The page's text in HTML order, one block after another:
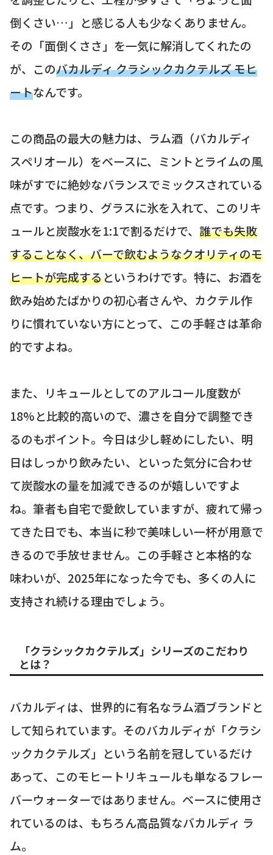
倒くさい…」と感じる人も少なくありません。
その「面倒くささ」を一気に解消してくれたの
が、このバカルディ クラシックカクテルズ モヒ
ートなんです。
この商品の最大の魅力は、ラム酒（バカルディ
スペリオール）をベースに、ミントとライムの風
味がすでに絶妙なバランスでミックスされている
点です。つまり、グラスに氷を入れて、このリキ
ュールと炭酸水を1:1で割るだけで、 誰でも失敗
することなく、バーで飲むようなクオリティのモ
ヒートが完成するというわけです。特に、お酒を
飲み始めたばかりの初心者さんや、カクテル作
りに慣れていない方にとって、この手軽さは革命
的ですよね。
また、リキュールとしてのアルコール度数が
18%と比較的高いので、濃さを自分で調整でき
るのもポイント。今日は少し軽めにしたい、明
日はしっかり飲みたい、といった気分に合わせ
て炭酸水の量を加減できるのが嬉しいですよ
ね。筆者も自宅で愛飲していますが、疲れて帰っ
てきた日でも、本当に秒で美味しい一杯が用意で
きるので手放せません。この手軽さと本格的な
味わいが、2025年になった今でも、多くの人に
支持され続ける理由でしょう。
「クラシックカクテルズ」シリーズのこだわり
とは？
バカルディは、世界的に有名なラム酒ブランドと
して知られています。そのバカルディが「クラシ
ックカクテルズ」という名前を冠しているだけ
あって、このモヒートリキュールも単なるフレー
バーウォーターではありません。ベースに使用さ
れているのは、もちろん高品質なバカルディ ラ
ム。